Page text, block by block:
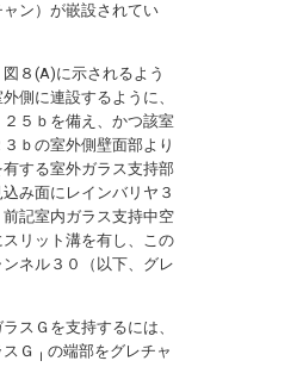
ン）が嵌設されてい
８(A)に示されるよう
側に連設するように、
５ｂを備え、かつ該室
ｂの室外側壁面部より
する室外ガラス支持部
み面にレインバリヤ３
記室内ガラス支持中空
リット溝を有し、この
ネル３０（以下、グレ
スＧを支持するには、
Ｇ
Ｉ の端部をグレチャ